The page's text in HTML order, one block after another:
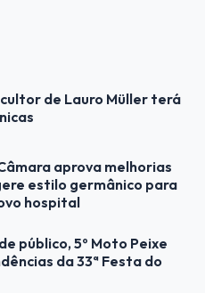
de Lauro Müller terá
aprova melhorias
estilo germânico para
hospital
público, 5º Moto Peixe
da 33ª Festa do